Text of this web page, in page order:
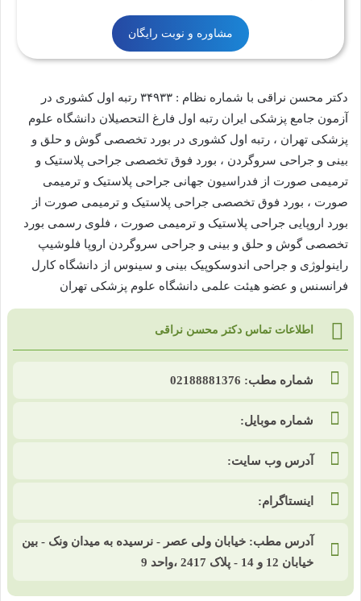
مشاوره و نوبت رایگان
دکتر محسن نراقی با شماره نظام : ۳۴۹۳۳ رتبه اول کشوری در
آزمون جامع پزشکی ایران رتبه اول فارغ التحصیلان دانشگاه علوم
پزشکی تهران ، رتبه اول کشوری در بورد تخصصی گوش و حلق و
بینی و جراحی سروگردن ، بورد فوق تخصصی جراحی پلاستیک و
ترمیمی صورت از فدراسیون جهانی جراحی پلاستیک و ترمیمی
صورت ، بورد فوق تخصصی جراحی پلاستیک و ترمیمی صورت از
بورد اروپایی جراحی پلاستیک و ترمیمی صورت ، فلوی رسمی بورد
تخصصی گوش و حلق و بینی و جراحی سروگردن اروپا فلوشیپ
راینولوژی و جراحی اندوسکوپیک بینی و سینوس از دانشگاه کارل
فرانسنس و عضو هیئت علمی دانشگاه علوم پزشکی تهران
اطلاعات تماس دکتر محسن نراقی
شماره مطب: 02188881376
شماره موبایل:
آدرس وب سایت:
اینستاگرام:
آدرس مطب: خیابان ولی عصر - نرسیده به میدان ونک - بین
خیابان 12 و 14 - پلاک 2417 ،واحد 9